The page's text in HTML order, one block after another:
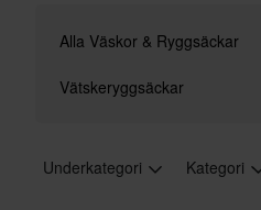
Alla Väskor & Ryggsäckar
Vätskeryggsäckar
Underkategori Kategori